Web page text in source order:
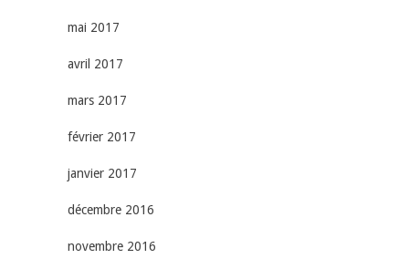
mai 2017
avril 2017
mars 2017
février 2017
janvier 2017
décembre 2016
novembre 2016